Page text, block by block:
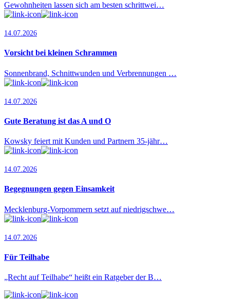
Gewohnheiten lassen sich am besten schrittwei…
14.07.2026
Vorsicht bei kleinen Schrammen
Sonnenbrand, Schnittwunden und Verbrennungen …
14.07.2026
Gute Beratung ist das A und O
Kowsky feiert mit Kunden und Partnern 35-jähr…
14.07.2026
Begegnungen gegen Einsamkeit
Mecklenburg-Vorpommern setzt auf niedrigschwe…
14.07.2026
Für Teilhabe
„Recht auf Teilhabe“ heißt ein Ratgeber der B…